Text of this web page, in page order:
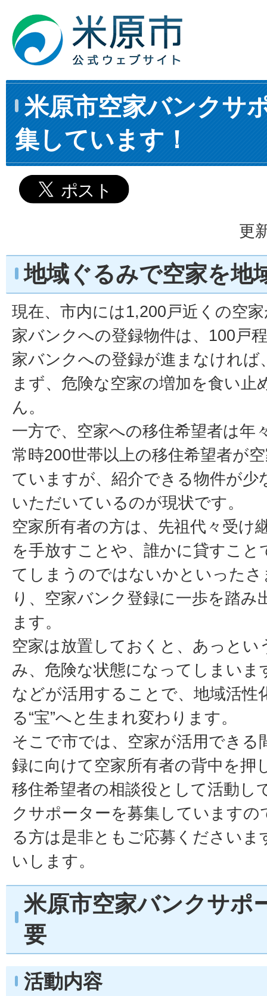
米原市空家バンクサ
集しています！
更
地域ぐるみで空家を地
現在、市内には1,200戸近くの空
家バンクへの登録物件は、100戸
家バンクへの登録が進まなければ
まず、危険な空家の増加を食い止
ん。
一方で、空家への移住希望者は年
常時200世帯以上の移住希望者が
ていますが、紹介できる物件が少
いただいているのが現状です。
空家所有者の方は、先祖代々受け
を手放すことや、誰かに貸すこと
てしまうのではないかといった
り、空家バンク登録に一歩を踏み
ます。
空家は放置しておくと、あっとい
み、危険な状態になってしまいま
などが活用することで、地域活性
る“宝”へと生まれ変わります。
そこで市では、空家が活用できる
録に向けて空家所有者の背中を押
移住希望者の相談役として活動し
クサポーターを募集していますの
る方は是非ともご応募ください
いします。
米原市空家バンクサポ
要
活動内容